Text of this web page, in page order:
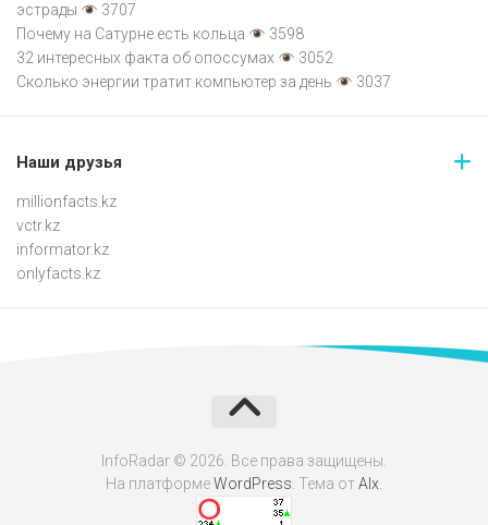
эстрады
3707
Почему на Сатурне есть кольца
3598
32 интересных факта об опоссумах
3052
Сколько энергии тратит компьютер за день
3037
Наши друзья
millionfacts.kz
vctr.kz
informator.kz
onlyfacts.kz
InfoRadar © 2026. Все права защищены.
На платформеWordPress. Тема отAlx.